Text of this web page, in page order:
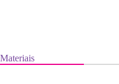
Materiais